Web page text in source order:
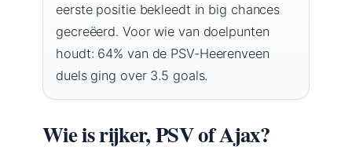
eerste positie bekleedt in big chances
gecreëerd. Voor wie van doelpunten
houdt: 64% van de PSV-Heerenveen
duels ging over 3.5 goals.
Wie is rijker, PSV of Ajax?